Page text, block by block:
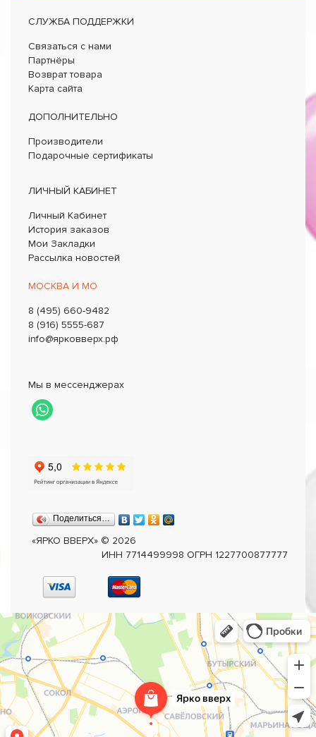
СЛУЖБА ПОДДЕРЖКИ
Связаться с нами
Партнёры
Возврат товара
Карта сайта
ДОПОЛНИТЕЛЬНО
Производители
Подарочные сертификаты
ЛИЧНЫЙ КАБИНЕТ
Личный Кабинет
История заказов
Мои Закладки
Рассылка новостей
МОСКВА И МО
8 (495) 660-9482
8 (916) 5555-687
info@ярковверх.рф
Мы в мессенджерах
Поделиться…
«ЯРКО ВВЕРХ» © 2026
ИНН 7714499998 ОГРН 1227700877777